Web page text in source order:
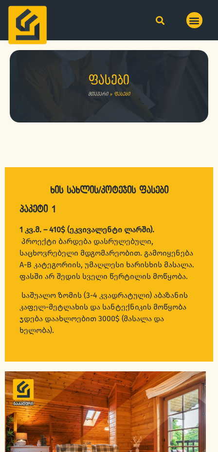
ფასები
მთავარი» ფასები
ხის სახლის/კოტეჯის ფასები
პაკეტი 1
1 კვ.მ. – 410$ (ეკვივალენტი ლარში).
პროექტი ბარდება დასრულებული,
საცხოვრებელი მდგომარეობით. გამოიყენება
A-B კატეგორიის, უმაღლესი ხარისხის მასალა.
ფასში არ შედის სველი წერტილის მოწყობა.
საშუალო ზომის (3-4 კვადრატული) აბაზანის
კაფელ-მეტლახის და სანტექნიკის მოწყობა
ჯდება დაახლოებით 3000$ (მასალა და
ხელობა).